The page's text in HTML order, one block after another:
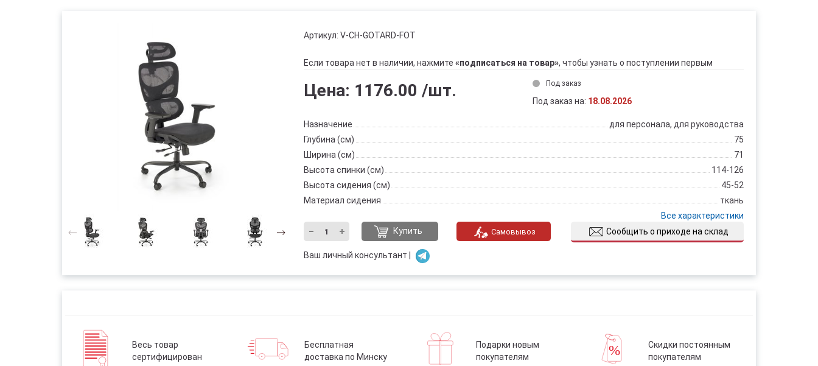
Артикул: V-CH-GOTARD-FOT
Если товара нет в наличии, нажмите «подписаться на товар», чтобы узнать о поступлении первым
Цена: 1176.00 /шт. Под заказ
Под заказ на: 18.08.2026
Назначение
для персонала, для руководства
Глубина (см)
75
Ширина (см)
71
Высота спинки (см)
114-126
Высота сидения (см)
45-52
Материал сидения
ткань
Все характеристики
Купить
Самовывоз Сообщить о приходе на склад
Ваш личный консультант |
Весь товар
сертифицирован
Бесплатная
доставка по Минску
Подарки новым
покупателям
Скидки постоянным
покупателям